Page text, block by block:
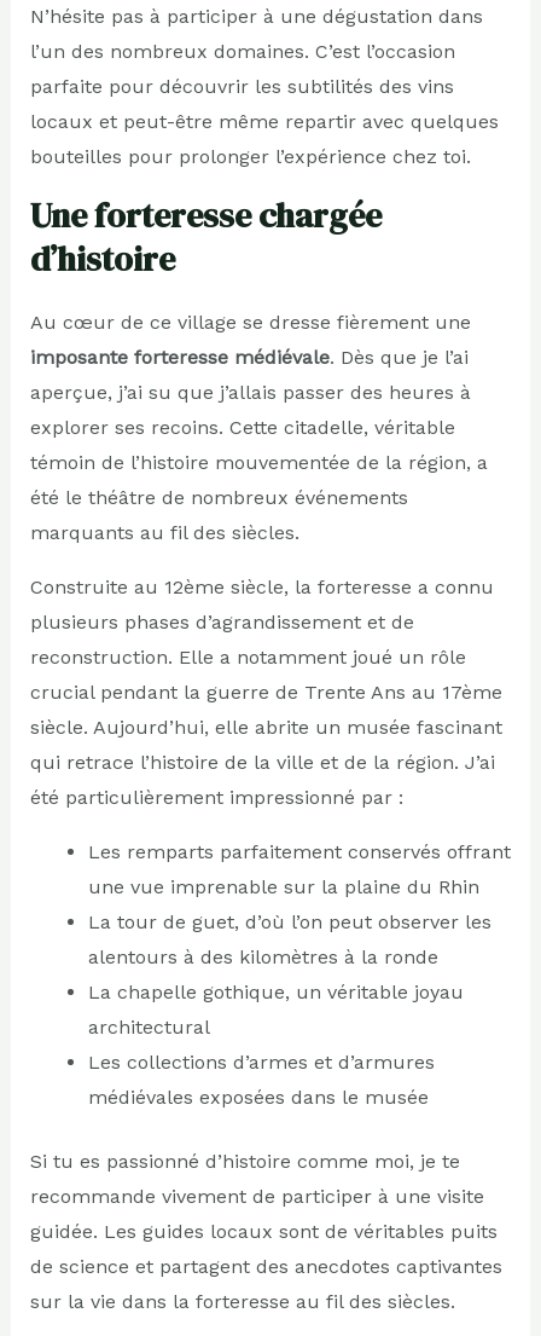
N’hésite pas à participer à une dégustation dans
l’un des nombreux domaines. C’est l’occasion
parfaite pour découvrir les subtilités des vins
locaux et peut-être même repartir avec quelques
bouteilles pour prolonger l’expérience chez toi.
Une forteresse chargée
d’histoire
Au cœur de ce village se dresse fièrement une
imposante forteresse médiévale. Dès que je l’ai
aperçue, j’ai su que j’allais passer des heures à
explorer ses recoins. Cette citadelle, véritable
témoin de l’histoire mouvementée de la région, a
été le théâtre de nombreux événements
marquants au fil des siècles.
Construite au 12ème siècle, la forteresse a connu
plusieurs phases d’agrandissement et de
reconstruction. Elle a notamment joué un rôle
crucial pendant la guerre de Trente Ans au 17ème
siècle. Aujourd’hui, elle abrite un musée fascinant
qui retrace l’histoire de la ville et de la région. J’ai
été particulièrement impressionné par :
Les remparts parfaitement conservés offrant
une vue imprenable sur la plaine du Rhin
La tour de guet, d’où l’on peut observer les
alentours à des kilomètres à la ronde
La chapelle gothique, un véritable joyau
architectural
Les collections d’armes et d’armures
médiévales exposées dans le musée
Si tu es passionné d’histoire comme moi, je te
recommande vivement de participer à une visite
guidée. Les guides locaux sont de véritables puits
de science et partagent des anecdotes captivantes
sur la vie dans la forteresse au fil des siècles.